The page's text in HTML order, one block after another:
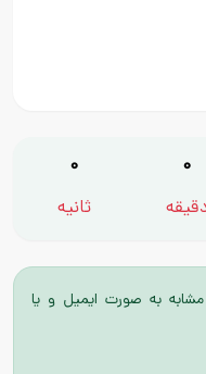
0
0
ثانیه
به صورت ایمیل و یا